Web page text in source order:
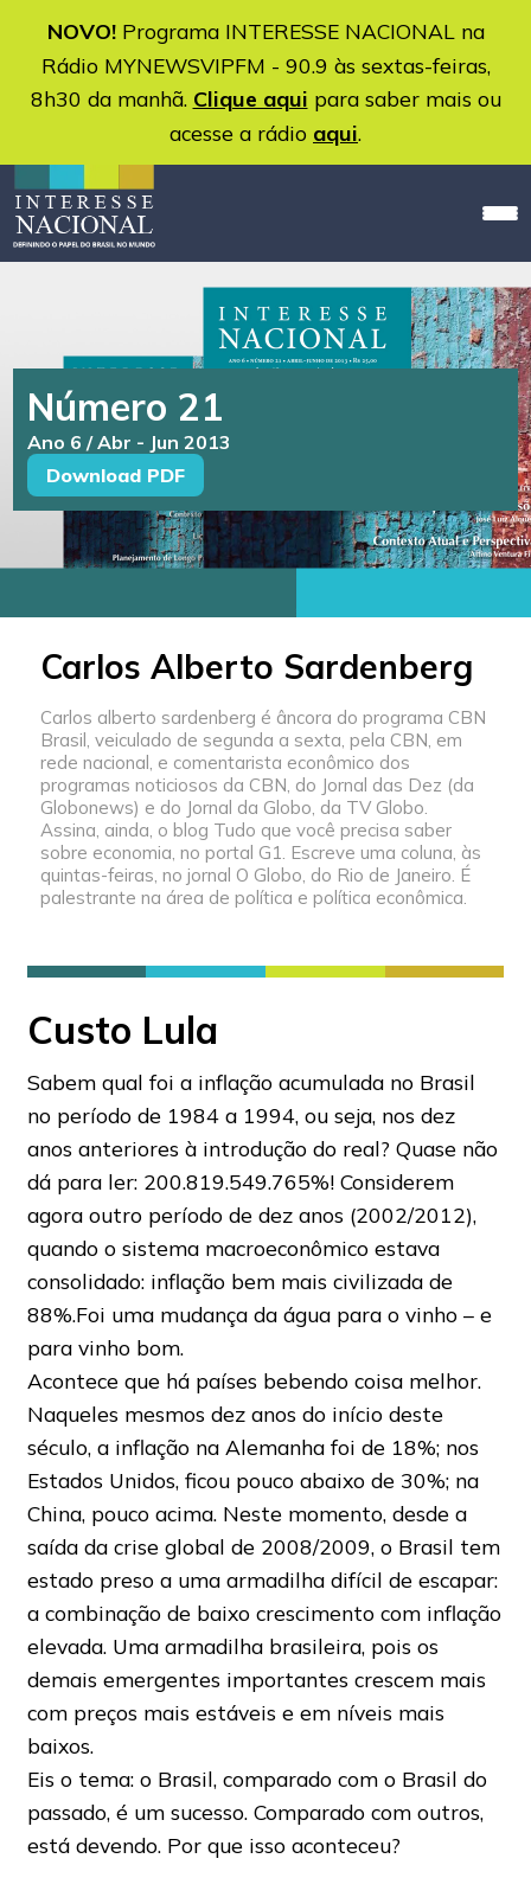
NOVO!Programa INTERESSE NACIONAL na
Rádio MYNEWSVIPFM - 90.9 às sextas-feiras,
8h30 da manhã. Clique aqui para saber mais ou
acesse a rádio aqui.
Número 21
Ano 6 / Abr - Jun 2013
Download PDF
Carlos Alberto Sardenberg
Carlos alberto sardenberg é âncora do programa CBN
Brasil, veiculado de segunda a sexta, pela CBN, em
rede nacional, e comentarista econômico dos
programas noticiosos da CBN, do Jornal das Dez (da
Globonews) e do Jornal da Globo, da TV Globo.
Assina, ainda, o blog Tudo que você precisa saber
sobre economia, no portal G1. Escreve uma coluna, às
quintas-feiras, no jornal O Globo, do Rio de Janeiro. É
palestrante na área de política e política econômica.
Custo Lula
Sabem qual foi a inflação acumulada no Brasil
no período de 1984 a 1994, ou seja, nos dez
anos anteriores à introdução do real? Quase não
dá para ler: 200.819.549.765%! Considerem
agora outro período de dez anos (2002/2012),
quando o sistema macroeconômico estava
consolidado: inflação bem mais civilizada de
88%.Foi uma mudança da água para o vinho – e
para vinho bom.
Acontece que há países bebendo coisa melhor.
Naqueles mesmos dez anos do início deste
século, a inflação na Alemanha foi de 18%; nos
Estados Unidos, ficou pouco abaixo de 30%; na
China, pouco acima. Neste momento, desde a
saída da crise global de 2008/2009, o Brasil tem
estado preso a uma armadilha difícil de escapar:
a combinação de baixo crescimento com inflação
elevada. Uma armadilha brasileira, pois os
demais emergentes importantes crescem mais
com preços mais estáveis e em níveis mais
baixos.
Eis o tema: o Brasil, comparado com o Brasil do
passado, é um sucesso. Comparado com outros,
está devendo. Por que isso aconteceu?